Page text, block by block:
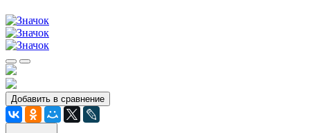
Добавить в сравнение